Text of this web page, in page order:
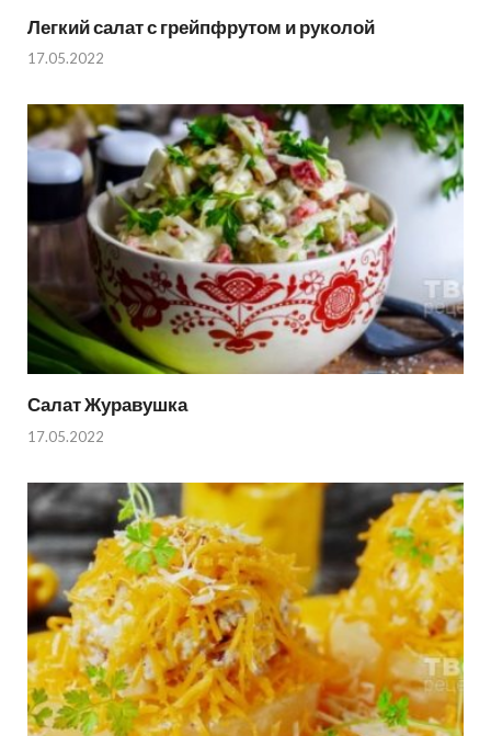
Легкий салат с грейпфрутом и руколой
17.05.2022
Салат Журавушка
17.05.2022